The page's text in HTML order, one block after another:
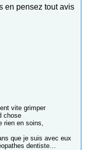
en pensez tout avis
vite grimper
chose
rien en soins,
que je suis avec eux
dentiste…